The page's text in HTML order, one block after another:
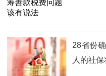
28省份
人的社